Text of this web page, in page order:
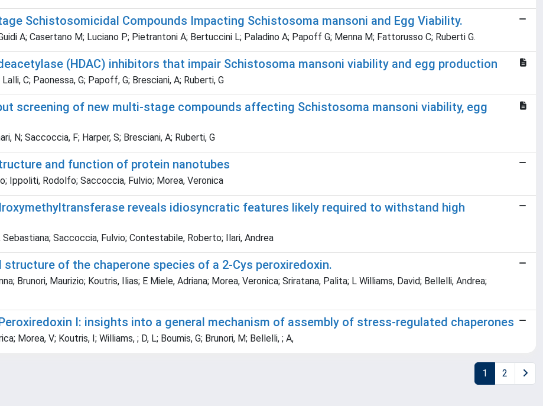
Schistosomicidal Compounds Impacting Schistosoma mansoni and Egg Viability.
A; Casertano M; Luciano P; Pietrantoni A; Bertuccini L; Paladino A; Papoff G; Menna M; Fattorusso C; Ruberti G.
(HDAC) inhibitors that impair Schistosoma mansoni viability and egg production
C; Paonessa, G; Papoff, G; Bresciani, A; Ruberti, G
screening of new multi-stage compounds affecting Schistosoma mansoni viability, egg
N; Saccoccia, F; Harper, S; Bresciani, A; Ruberti, G
and function of protein nanotubes
Ippoliti, Rodolfo; Saccoccia, Fulvio; Morea, Veronica
reveals idiosyncratic features likely required to withstand high
Saccoccia, Fulvio; Contestabile, Roberto; Ilari, Andrea
of the chaperone species of a 2-Cys peroxiredoxin.
Brunori, Maurizio; Koutris, Ilias; E Miele, Adriana; Morea, Veronica; Sriratana, Palita; L Williams, David; Bellelli, Andrea;
I: insights into a general mechanism of assembly of stress-regulated chaperones
Morea, V; Koutris, I; Williams, ; D, L; Boumis, G; Brunori, M; Bellelli, ; A,
1 2